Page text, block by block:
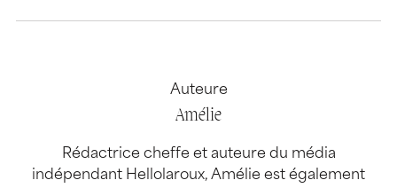
Auteure
Amélie
Rédactrice cheffe et auteure du média
indépendant Hellolaroux, Amélie est également